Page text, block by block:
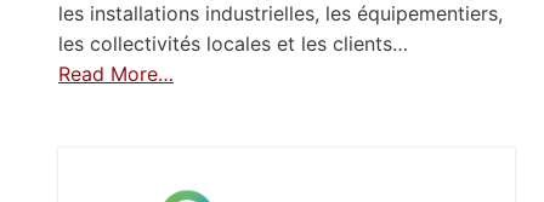
les installations industrielles, les équipementiers,
les collectivités locales et les clients…
Read More…